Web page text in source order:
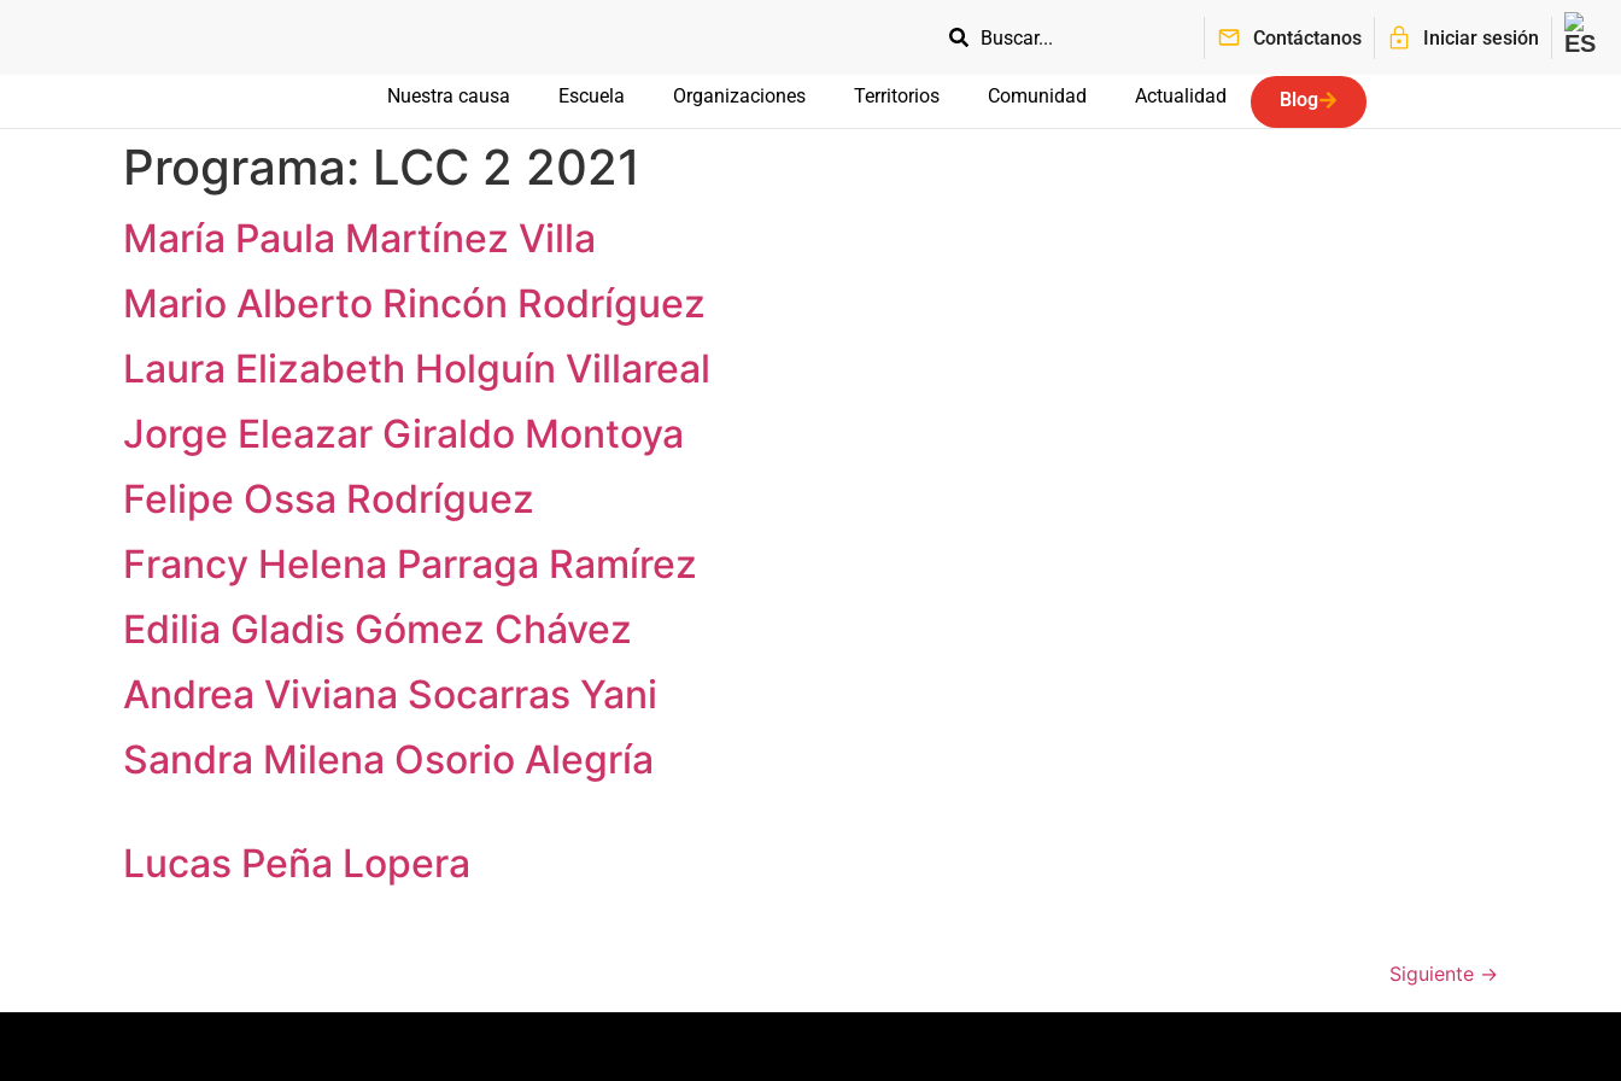
Contáctanos Iniciar sesión
Nuestra causa Escuela Organizaciones Territorios Comunidad Actualidad Blog
Programa: LCC 2 2021
María Paula Martínez Villa
Mario Alberto Rincón Rodríguez
Laura Elizabeth Holguín Villareal
Jorge Eleazar Giraldo Montoya
Felipe Ossa Rodríguez
Francy Helena Parraga Ramírez
Edilia Gladis Gómez Chávez
Andrea Viviana Socarras Yani
Sandra Milena Osorio Alegría
Lucas Peña Lopera
Siguiente →